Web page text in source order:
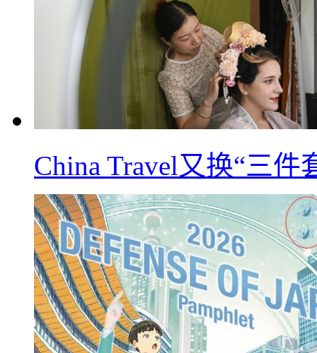
China Travel又换“三